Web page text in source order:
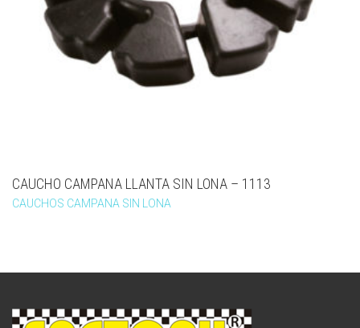
CAUCHO CAMPANA LLANTA SIN LONA – 1113
CAUCHOS CAMPANA SIN LONA